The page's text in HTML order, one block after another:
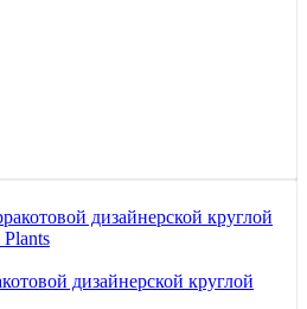
дизайнерской круглой